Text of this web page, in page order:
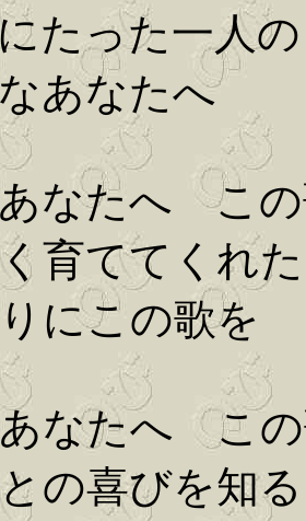
たった一人の
あなたへ
なたへ こ
育ててくれた
にこの歌を
なたへ こ
の喜びを知る